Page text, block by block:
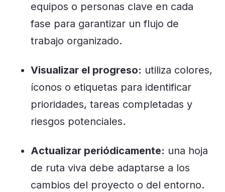
equipos o personas clave en cada
fase para garantizar un flujo de
trabajo organizado.
Visualizar el progreso: utiliza colores,
íconos o etiquetas para identificar
prioridades, tareas completadas y
riesgos potenciales.
Actualizar periódicamente: una hoja
de ruta viva debe adaptarse a los
cambios del proyecto o del entorno.